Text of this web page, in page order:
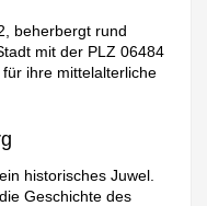
beherbergt rund
mit der PLZ 06484
ihre mittelalterliche
historisches Juwel.
Geschichte des